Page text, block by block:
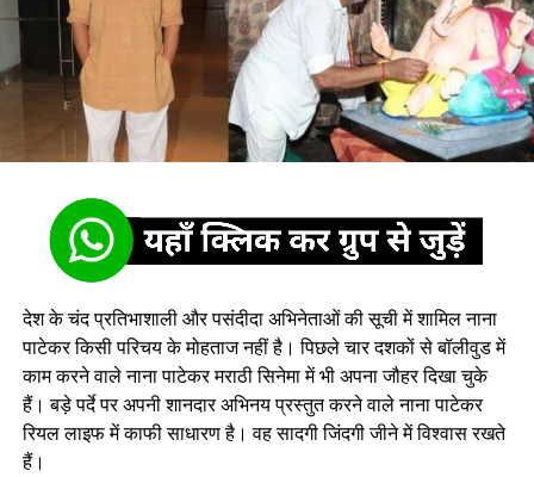
देश के चंद प्रतिभाशाली और पसंदीदा अभिनेताओं की सूची में शामिल नाना
पाटेकर किसी परिचय के मोहताज नहीं है। पिछले चार दशकों से बॉलीवुड में
काम करने वाले नाना पाटेकर मराठी सिनेमा में भी अपना जौहर दिखा चुके
हैं। बड़े पर्दे पर अपनी शानदार अभिनय प्रस्तुत करने वाले नाना पाटेकर
रियल लाइफ में काफी साधारण है। वह सादगी जिंदगी जीने में विश्वास रखते
हैं।